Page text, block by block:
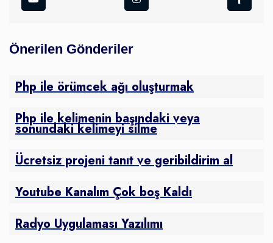
Önerilen Gönderiler
Php ile örümcek ağı oluşturmak
Php ile kelimenin başındaki veya
sonundaki kelimeyi silme
Ücretsiz projeni tanıt ve geribildirim al
Youtube Kanalım Çok boş Kaldı
Radyo Uygulaması Yazılımı